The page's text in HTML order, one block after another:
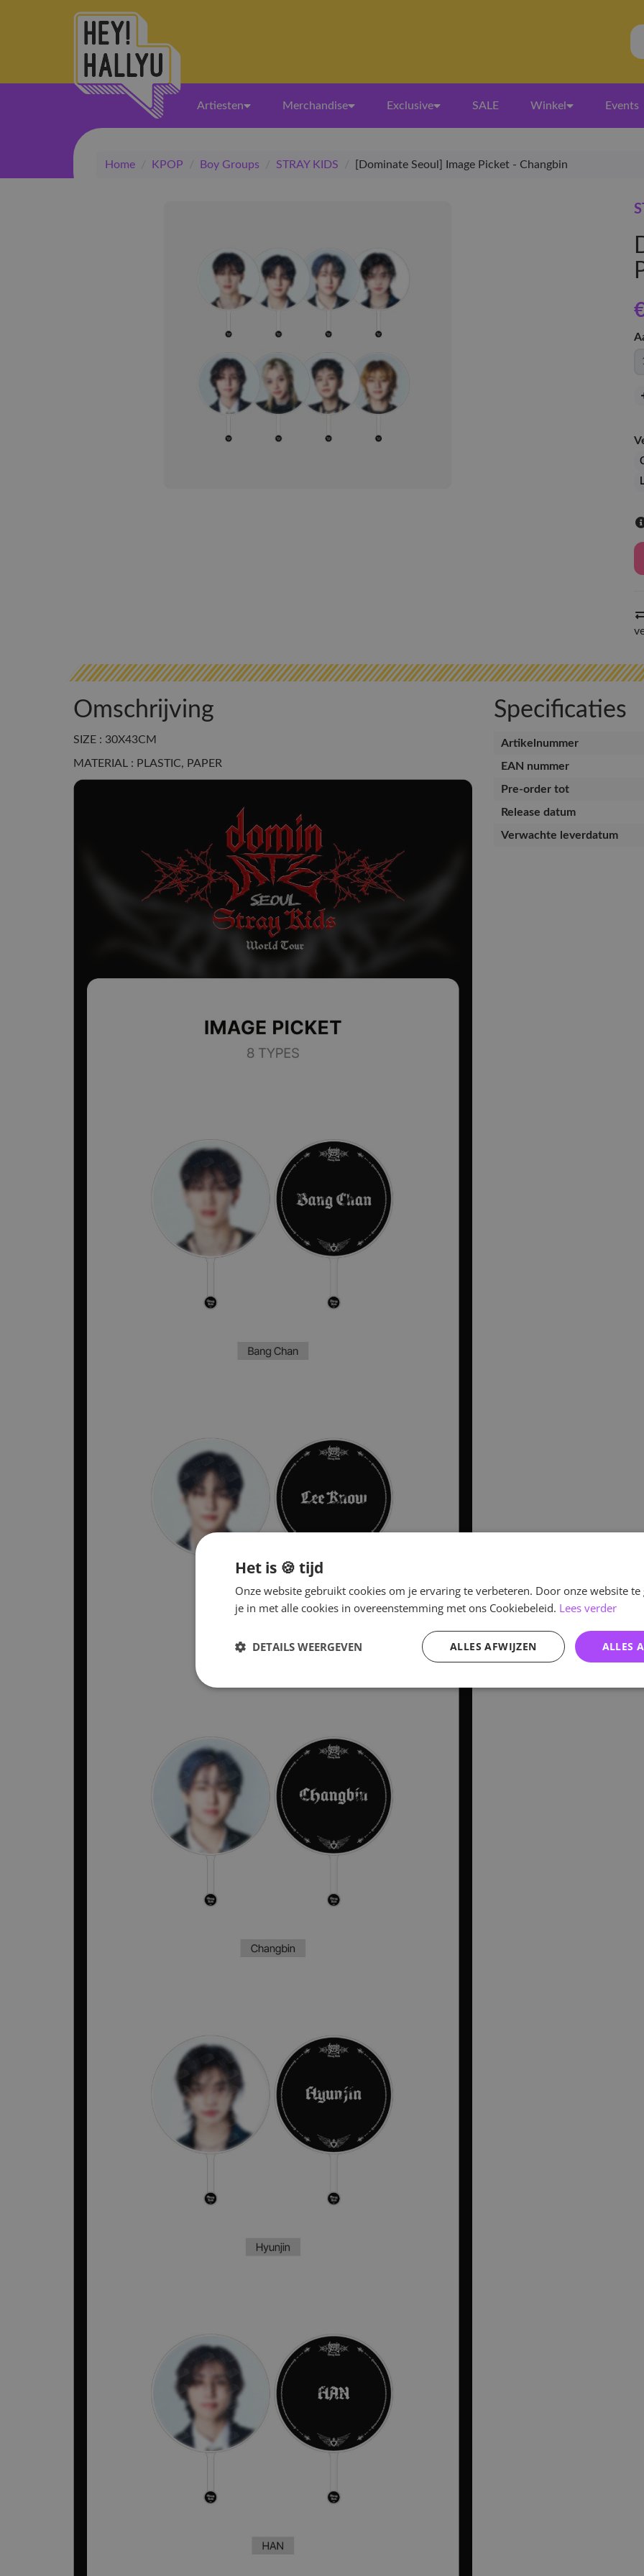
Artiesten Merchandise Exclusive SALE Winkel Events
Home / KPOP / Boy Groups / STRAY KIDS / [Dominate Seoul] Image Picket - Changbin
Omschrijving
SIZE : 30X43CM
MATERIAL : PLASTIC, PAPER
Specificaties
Artikelnummer
EAN nummer
Pre-order tot
Release datum
Verwachte leverdatum
Het is 🍪 tijd
Onze website gebruikt cookies om je ervaring te verbeteren. Door onze website
je in met alle cookies in overeenstemming met ons Cookiebeleid. Lees verder
ALLES
ALLES AFWIJZEN
DETAILS WEERGEVEN